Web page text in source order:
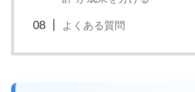
よくある質問